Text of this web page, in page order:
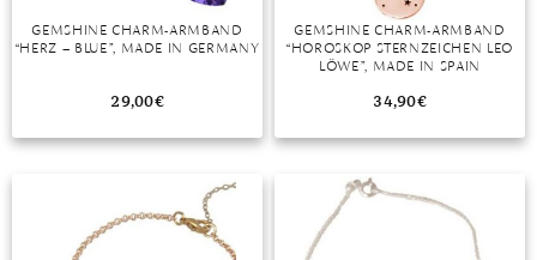
GEMSHINE CHARM-ARMBAND
“HERZ – BLUE”, MADE IN GERMANY
29,00€
GEMSHINE CHARM-ARMBAND
“HOROSKOP STERNZEICHEN LEO
LÖWE”, MADE IN SPAIN
34,90€